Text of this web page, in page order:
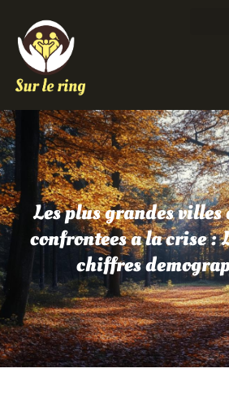
Les plus grandes
confrontees a la crise :
chiffres